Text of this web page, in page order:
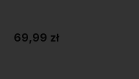
69,99 zł